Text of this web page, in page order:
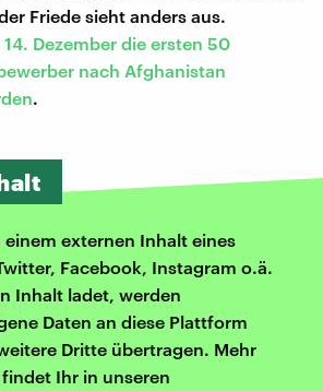
Friede sieht anders aus.
Dezember die ersten 50
nach Afghanistan
.
einem externen Inhalt eines
Facebook, Instagram o.ä.
Inhalt ladet, werden
Daten an diese Plattform
Dritte übertragen. Mehr
Ihr in unseren